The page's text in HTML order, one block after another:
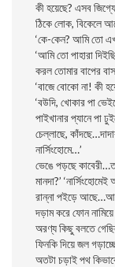
কী হয়েছে? এসব
ঠিকে লােক, বিকেলে
‘কে-কেন? আমি তাে
‘আমি তাে পাহারা
করল তােমার বাপের
‘বাজে বােকো না! কী
‘বউদি, খােকার পা
পাইখানার প্যানে পা
চেল্লাছে,
নার্সিংহােমে…’
ভেঙে পড়ছে
মানদা?’
রান্না পইড়ে
দড়াম করে ফোন
অরণ্য কিছু বলতে
ফিনকি দিয়ে জল
অতটা চড়াই পথ